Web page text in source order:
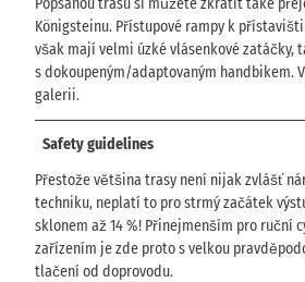
Königsteinu. Přístupové rampy k
však mají velmi úzké vlásenkové zatáčky,
s dokoupeným/adaptovaným handbikem.
galerii.
Safety guidelines
Přestože většina trasy není nijak zvlášť
techniku, neplatí to pro strmý začátek
sklonem až 14 %! Přinejmenším pro ruční
zařízením je zde proto s velkou
tlačení od doprovodu.